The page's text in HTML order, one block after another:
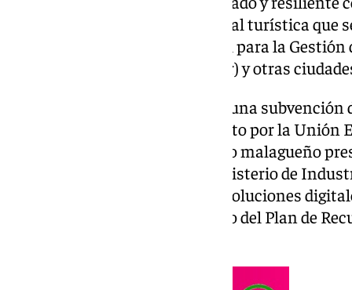
para crear una plataforma digital turística que
sinergia con la Sociedad Estatal para la
Tecnologías Turísticas (Segittur) y otras
Para su desarrollo, ha obtenido una subvención
financiación al 100% del proyecto por la Unión
Cabe recordar que el Consistorio malagueño
convocatoria de ayudas del Ministerio de
de plataformas tecnológicas y soluciones
Destinos Turísticos, en el marco del Plan de